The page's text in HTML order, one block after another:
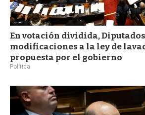
En votación dividida,
modificaciones a la ley de
propuesta por el gobierno
Política